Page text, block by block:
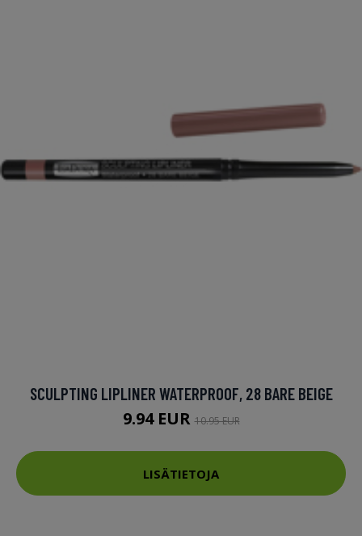
SCULPTING LIPLINER WATERPROOF, 28 BARE BEIGE
9.94 EUR10.95 EUR
LISÄTIETOJA